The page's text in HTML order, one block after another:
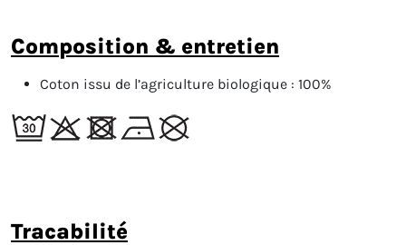
composition & entretien
Coton issu de l’agriculture biologique : 100%
tracabilité